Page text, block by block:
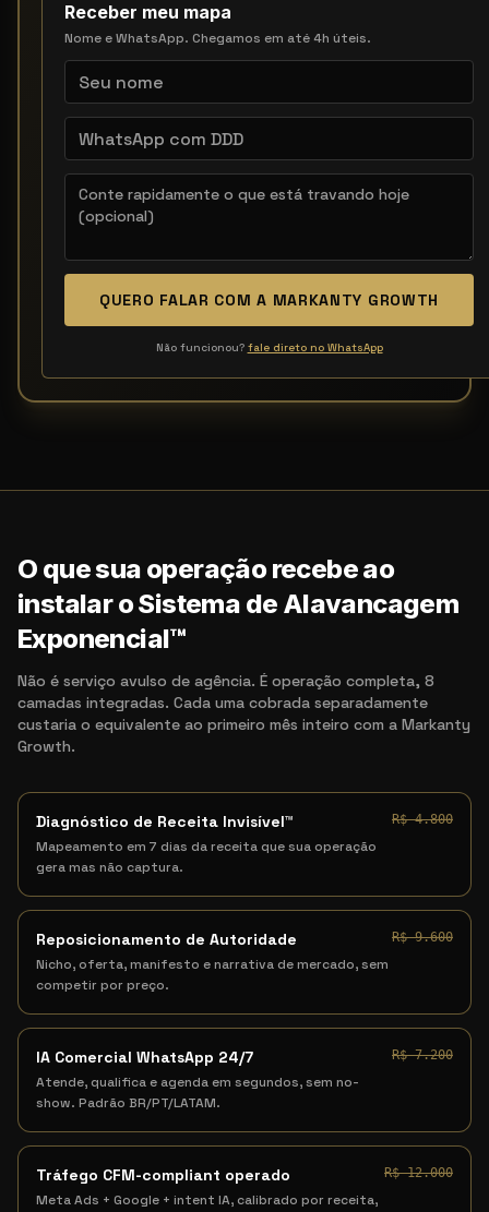
Receber meu mapa
Nome e WhatsApp. Chegamos em até 4h úteis.
QUERO FALAR COM A MARKANTY GROWTH
Não funcionou? fale direto no WhatsApp
O que sua operação recebe ao
instalar o Sistema de Alavancagem
Exponencial™
Não é serviço avulso de agência. É operação completa, 8
camadas integradas. Cada uma cobrada separadamente
custaria o equivalente ao primeiro mês inteiro com a Markanty
Growth.
Diagnóstico de Receita Invisível™
Mapeamento em 7 dias da receita que sua operação
gera mas não captura.
R$ 4.800
Reposicionamento de Autoridade
Nicho, oferta, manifesto e narrativa de mercado, sem
competir por preço.
R$ 9.600
IA Comercial WhatsApp 24/7
Atende, qualifica e agenda em segundos, sem no-
show. Padrão BR/PT/LATAM.
R$ 7.200
Tráfego CFM-compliant operado
Meta Ads + Google + intent IA, calibrado por receita,
R$ 12.000